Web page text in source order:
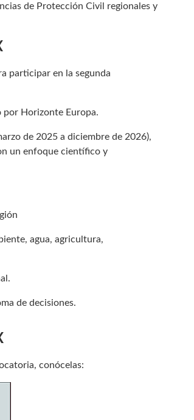
de Protección Civil regionales y
participar en la segunda
por Horizonte Europa.
de 2025 a diciembre de 2026),
un enfoque científico y
agua, agricultura,
de decisiones.
conócelas: